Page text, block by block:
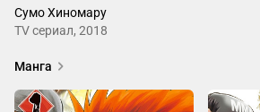
Сумо Хиномару
ТV сериал, 2018
Манга